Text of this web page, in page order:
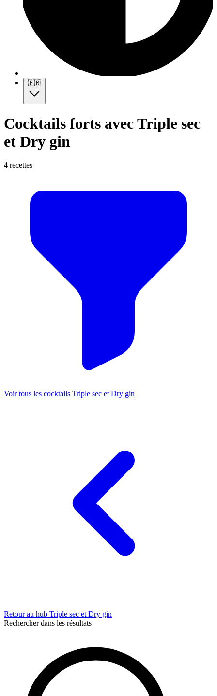
🇫🇷
Cocktails forts avec Triple sec
et Dry gin
4 recettes
Voir tous les cocktails Triple sec et Dry gin
Retour au hub Triple sec et Dry gin
Rechercher dans les résultats